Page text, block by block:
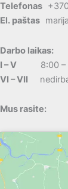
Telefonas
El. paštas
Darbo laikas:
I – V 8:00 –
VI – VII
Mus rasite: